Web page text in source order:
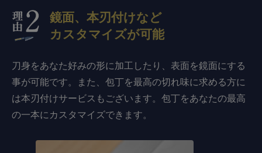
鏡面、本刃付けなど
カスタマイズが可能
刀身をあなた好みの形に加工したり、表面を鏡面にする
事が可能です。また、包丁を最高の切れ味に求める方に
は本刃付けサービスもございます。包丁をあなたの最高
の一本にカスタマイズできます。